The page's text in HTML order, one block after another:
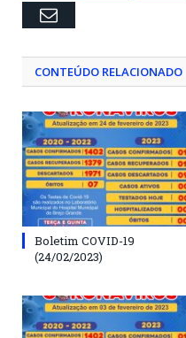
Email
CONTEÚDO RELACIONADO
Boletim COVID-19
(24/02/2023)